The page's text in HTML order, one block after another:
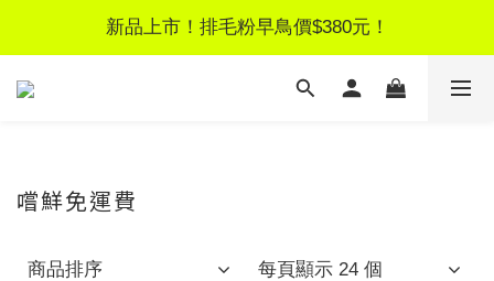
新品上市！排毛粉早鳥價$380元！
新品上市！排毛粉早鳥價$380元！
新客獨享！註冊領$100元優惠券
新品上市！排毛粉早鳥價$380元！
嚐鮮免運費
商品排序 每頁顯示 24 個